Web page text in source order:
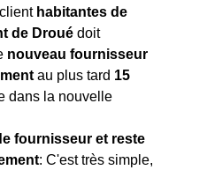
habitantes de
de Droué doit
nouveau fournisseur
au plus tard 15
dans la nouvelle
fournisseur et reste
: C'est très simple,